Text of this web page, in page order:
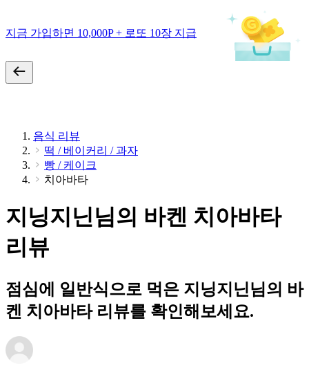
지금 가입하면 10,000P + 로또 10장 지급
음식 리뷰
떡 / 베이커리 / 과자
빵 / 케이크
치아바타
지닝지닌님의 바켄 치아바타
리뷰
점심에 일반식으로 먹은 지닝지닌님의 바
켄 치아바타 리뷰를 확인해보세요.